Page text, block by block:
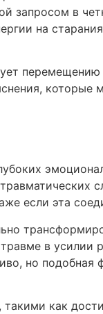
запросом в
на
которые
если эта
в
но
как